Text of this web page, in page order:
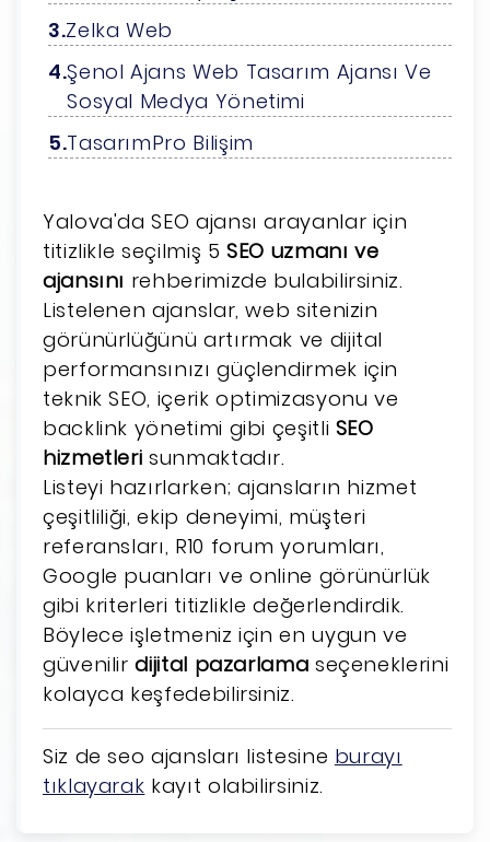
Zelka Web
Şenol Ajans Web Tasarım Ajansı Ve
Sosyal Medya Yönetimi
TasarımPro Bilişim
Yalova'da SEO ajansı arayanlar için
titizlikle seçilmiş 5SEO uzmanı ve
ajansını rehberimizde bulabilirsiniz.
Listelenen ajanslar, web sitenizin
görünürlüğünü artırmak ve dijital
performansınızı güçlendirmek için
teknik SEO, içerik optimizasyonu ve
backlink yönetimi gibi çeşitli SEO
hizmetleri sunmaktadır.
Listeyi hazırlarken; ajansların hizmet
çeşitliliği, ekip deneyimi, müşteri
referansları, R10 forum yorumları,
Google puanları ve online görünürlük
gibi kriterleri titizlikle değerlendirdik.
Böylece işletmeniz için en uygun ve
güvenilirdijital pazarlama seçeneklerini
kolayca keşfedebilirsiniz.
Siz de seo ajansları listesine burayı
tıklayarak kayıt olabilirsiniz.